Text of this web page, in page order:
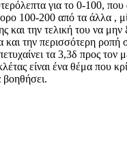
για το 0-100, που
100-200 από τα άλλα ,
και την τελική του να
και την περισσότερη
τα 3,3δ προς τον
είναι ένα θέμα που